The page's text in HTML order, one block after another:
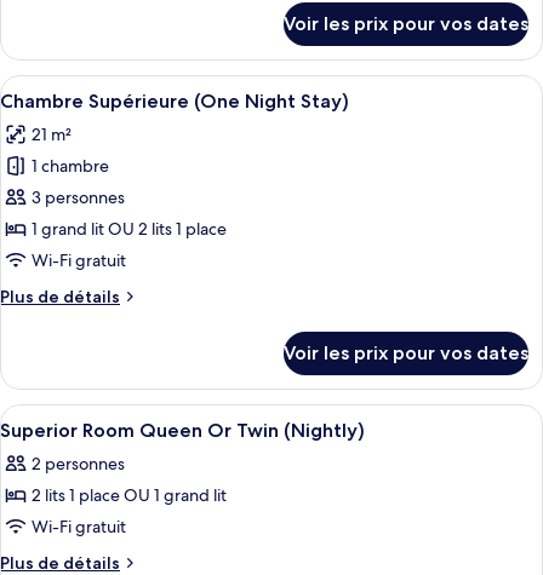
Chambre
Supérieure
(Max.
12
Hours
Stay)
le
type
de
Chambre
Supérieure
(Max.
12
Hours
Stay)
Voir les prix pour vos dates
Afficher
toutes
les
photos
pour
ce
type
chambre :
(One
Night
Stay)
Une chambre d’hôtel avec deux
9
Chambre Supérieure (One Night Stay)
21 m²
1 chambre
3 personnes
1 grand lit OU 2 lits 1 place
Wi-Fi gratuit
Plus de détails
Plus
le
type
de
chambre
Chambre
Supérieure
Night
Stay)
Voir les prix pour vos dates
Afficher
toutes
les
photos
pour
ce
Une chambre d’hôtel avec un lit,
2
Superior Room Queen Or Twin (Nightly)
2 personnes
2 lits 1 place OU 1 grand lit
Wi-Fi gratuit
Plus de détails
Plus